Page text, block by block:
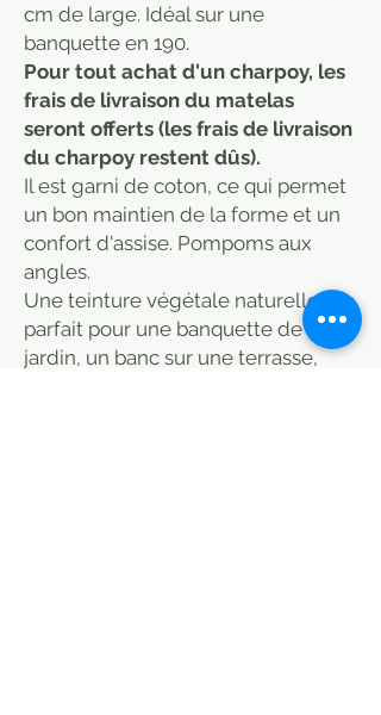
cm de large. Idéal sur une
banquette en 190.
Pour tout achat d'un charpoy, les
frais de livraison du matelas
seront offerts (les frais de livraison
du charpoy restent dûs).
Il est garni de coton, ce qui permet
un bon maintien de la forme et un
confort d'assise. Pompoms aux
angles.
Une teinture végétale naturelle,
parfait pour une banquette de
jardin, un banc sur une terrasse,